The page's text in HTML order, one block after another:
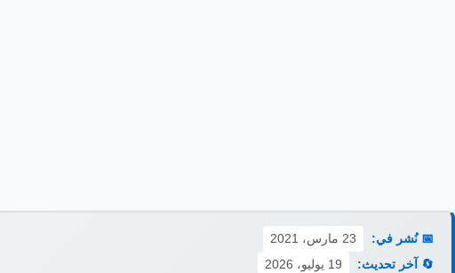
📅 نُشر في:
23 مارس، 2021
🔄 آخر تحديث:
19 يوليو، 2026